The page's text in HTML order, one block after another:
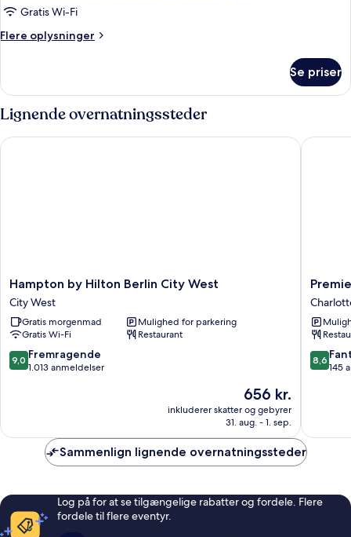
Gratis Wi-Fi
Flere oplysninger
Flere
(Penta)
Se priser
Lignende overnatningssteder
Hampton
by
Hilton
Berlin
City
West
City
Hampton by Hilton Berlin City West
City West
Gratis morgenmad
Mulighed for parkering
Gratis Wi-Fi
Restaurant
9.0
ud
anmeldelser
9,0 Fremragende
1.013 anmeldelser
Prisen
656 kr.
656 kr.
inkluderer skatter og gebyrer
31. aug. - 1. sep.
Hampton by Hilton Berlin City West
Premier
Inn
Berlin
8.6
ud
8,6
145
Premier
Sammenlign lignende overnatningssteder
Log på for at se tilgængelige rabatter og fordele. Flere
fordele til flere eventyr.